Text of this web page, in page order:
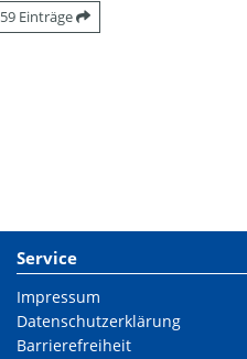
59 Einträge
Service
Impressum
Datenschutzerklärung
Barrierefreiheit